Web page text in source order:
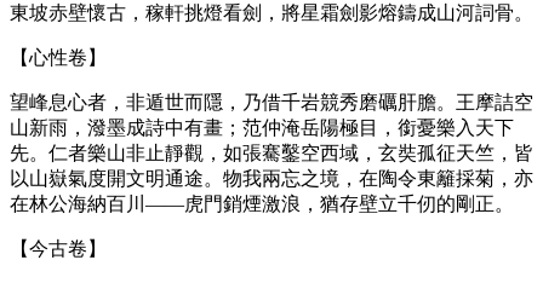
東坡赤壁懷古，稼軒挑燈看劍，將星霜劍影熔鑄成山河詞骨。
【心性卷】
望峰息心者，非遁世而隱，乃借千岩競秀磨礪肝膽。王摩詰空
山新雨，潑墨成詩中有畫；范仲淹岳陽極目，銜憂樂入天下
先。仁者樂山非止靜觀，如張騫鑿空西域，玄奘孤征天竺，皆
以山嶽氣度開文明通途。物我兩忘之境，在陶令東籬採菊，亦
在林公海納百川——虎門銷煙激浪，猶存壁立千仞的剛正。
【今古卷】